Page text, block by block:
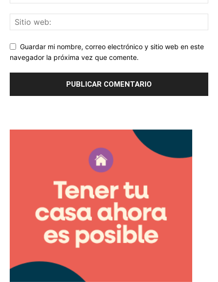
Guardar mi nombre, correo electrónico y sitio web en este
navegador la próxima vez que comente.